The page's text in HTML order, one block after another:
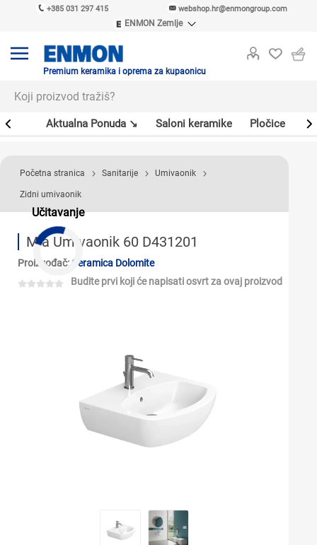
+385 031 297 415 webshop.hr@enmongroup.com
ENMON Zemlje
ENMON MKD
Premium keramika i oprema za kupaonicu
Aktualna Ponuda ↘ Saloni keramike Pločice
Učitavanje
Početna stranica Sanitarije Umivaonik
Zidni umivaonik
Mia Umivaonik 60 D431201
Proizvođač: Ceramica Dolomite
Budite prvi koji će napisati osvrt za ovaj proizvod